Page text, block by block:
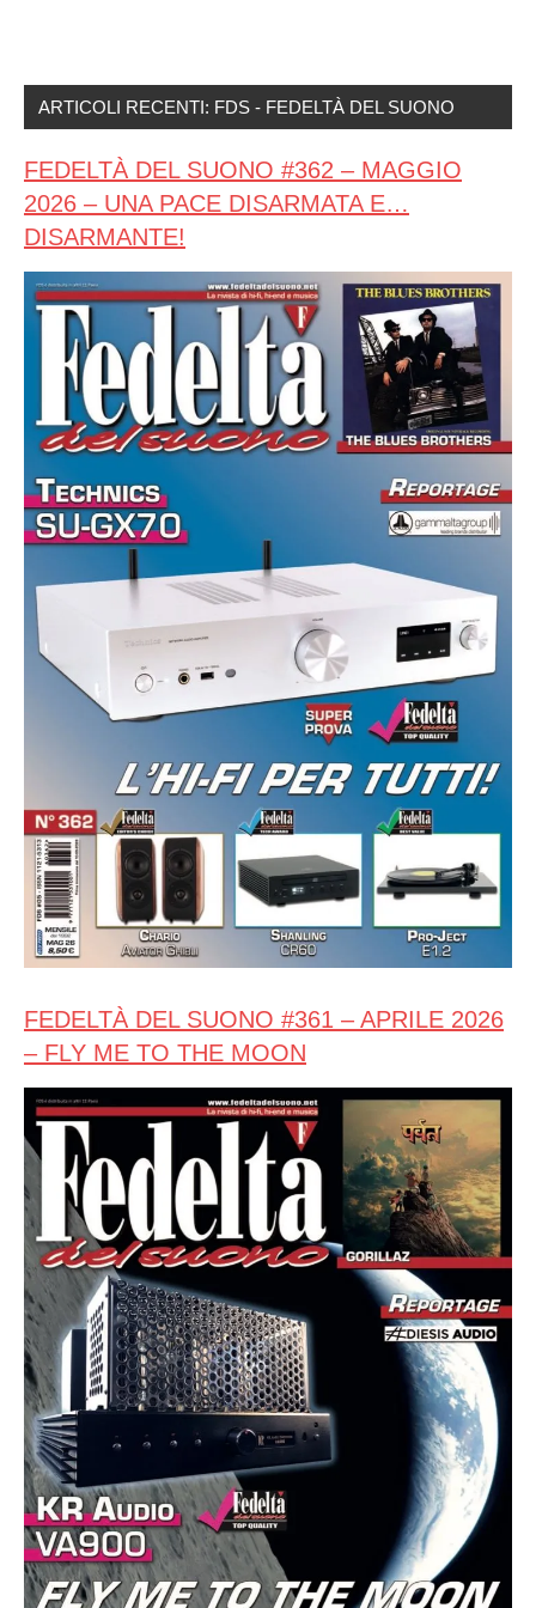
ARTICOLI RECENTI: FDS - FEDELTÀ DEL SUONO
FEDELTÀ DEL SUONO #362 – MAGGIO
2026 – UNA PACE DISARMATA E…
DISARMANTE!
FEDELTÀ DEL SUONO #361 – APRILE 2026
– FLY ME TO THE MOON